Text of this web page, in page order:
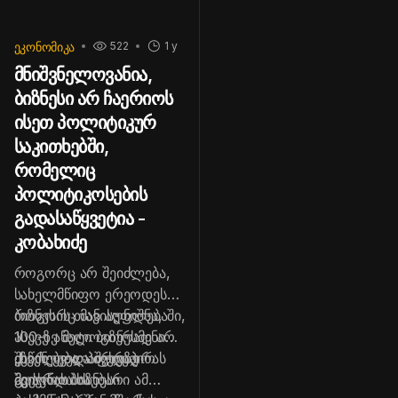
ᲔᲙᲝᲜᲝᲛᲘᲙᲐ 1 y
522
მნიშვნელოვანია,
ბიზნესი არ ჩაერიოს
ისეთ პოლიტიკურ
საკითხებში,
რომელიც
პოლიტიკოსების
გადასაწყვეტია -
კობახიძე
როგორც არ შეიძლება,
სახელმწიფო ერეოდეს
ბიზნესის თავისუფლებაში,
ასევე ანალოგიურად არ
შეიძლება, პირდაპირ
შეიჭრას ბიზნესი
როგორც მან აღნიშნა,
100-ზე მეტი ბიზნესმენი
ესწრებოდა შეხვედრას
მთავრობის
„ჩვენ ყველაფერზე
გვქონდა საუბარი ამ